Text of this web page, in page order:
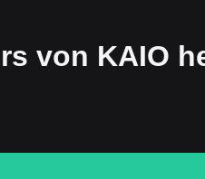
von KAIO